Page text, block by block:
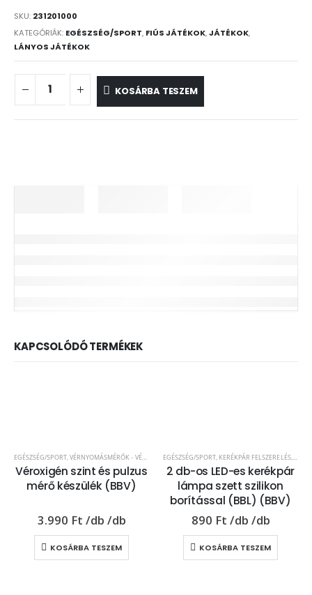
SKU: 231201000
KATEGÓRIÁK: EGÉSZSÉG/SPORT, FIÚS JÁTÉKOK,JÁTÉKOK,
LÁNYOS JÁTÉKOK
KOSÁRBA TESZEM
KAPCSOLÓDÓ TERMÉKEK
EGÉSZSÉG/SPORT,VÉRNYOMÁSMÉRŐK - VÉROXIGÉNSZINT MÉRŐK
Véroxigén szint és pulzus
mérő készülék (BBV)
3.990 Ft
KOSÁRBA TESZEM
EGÉSZSÉG/SPORT, KERÉKPÁR FELSZERELÉS,
2 db-os LED-es kerékpár
lámpa szett szilikon
borítással (BBL) (BBV)
890 Ft
KOSÁRBA TESZEM